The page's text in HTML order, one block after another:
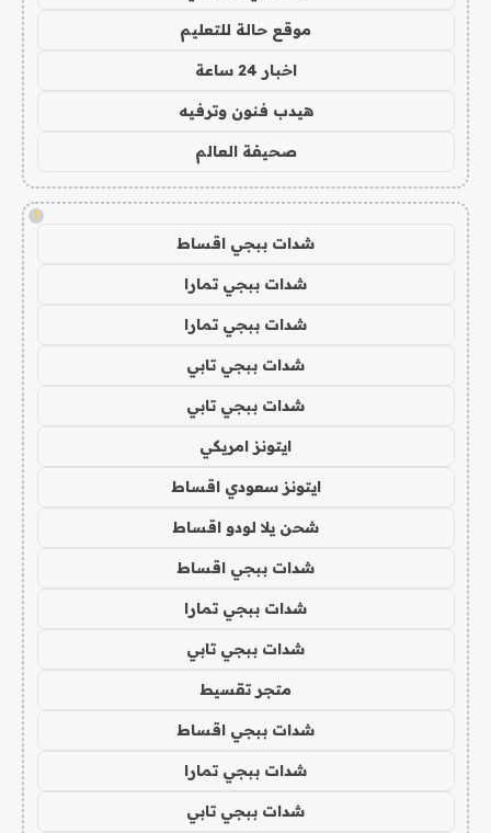
موقع حالة للتعليم
اخبار 24 ساعة
هيدب فنون وترفيه
صحيفة العالم
!
شدات ببجي اقساط
شدات ببجي تمارا
شدات ببجي تمارا
شدات ببجي تابي
شدات ببجي تابي
ايتونز امريكي
ايتونز سعودي اقساط
شحن يلا لودو اقساط
شدات ببجي اقساط
شدات ببجي تمارا
شدات ببجي تابي
متجر تقسيط
شدات ببجي اقساط
شدات ببجي تمارا
شدات ببجي تابي